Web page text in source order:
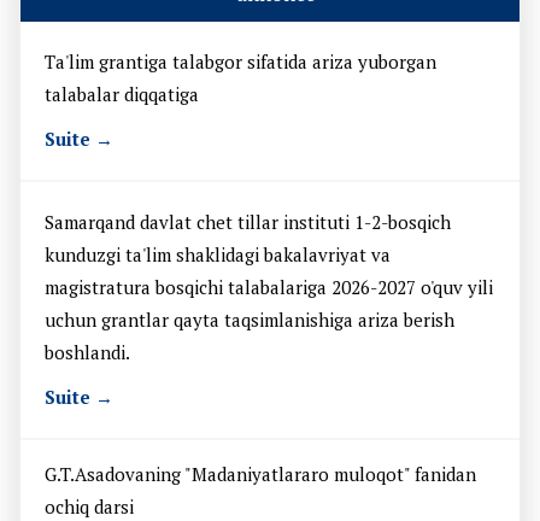
Ta'lim grantiga talabgor sifatida ariza yuborgan
talabalar diqqatiga
Suite →
Samarqand davlat chet tillar instituti 1-2-bosqich
kunduzgi ta'lim shaklidagi bakalavriyat va
magistratura bosqichi talabalariga 2026-2027 o'quv yili
uchun grantlar qayta taqsimlanishiga ariza berish
boshlandi.
Suite →
G.T.Asadovaning "Madaniyatlararo muloqot" fanidan
ochiq darsi